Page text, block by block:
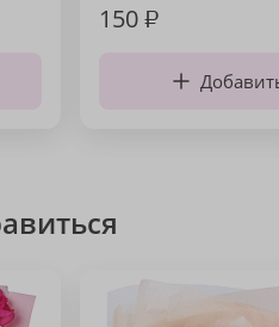
150₽